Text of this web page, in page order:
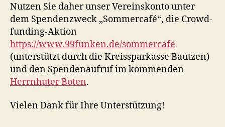
Nutzen Sie daher unser Vereinskonto unter
dem Spendenzweck „Sommercafé“, die Crowd-
funding-Aktion
https://www.99funken.de/sommercafe
(unterstützt durch die Kreissparkasse Bautzen)
und den Spendenaufruf im kommenden
Herrnhuter Boten.
Vielen Dank für Ihre Unterstützung!